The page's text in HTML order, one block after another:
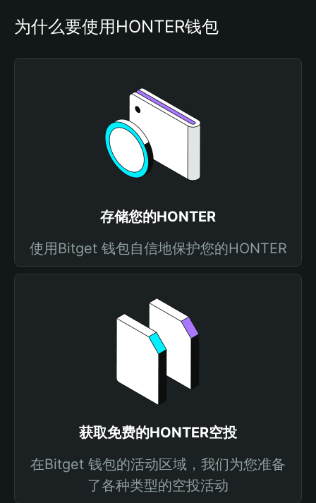
为什么要使用HONTER钱包
存储您的HONTER
使用Bitget 钱包自信地保护您的HONTER
获取免费的HONTER空投
在Bitget 钱包的活动区域，我们为您准备
了各种类型的空投活动